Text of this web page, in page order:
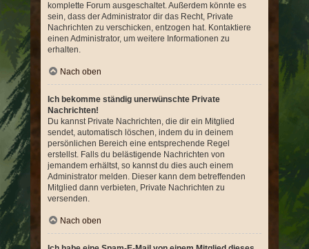
komplette Forum ausgeschaltet. Außerdem könnte es
sein, dass der Administrator dir das Recht, Private
Nachrichten zu verschicken, entzogen hat. Kontaktiere
einen Administrator, um weitere Informationen zu
erhalten.
Nach oben
Ich bekomme ständig unerwünschte Private
Nachrichten!
Du kannst Private Nachrichten, die dir ein Mitglied
sendet, automatisch löschen, indem du in deinem
persönlichen Bereich eine entsprechende Regel
erstellst. Falls du belästigende Nachrichten von
jemandem erhältst, so kannst du dies auch einem
Administrator melden. Dieser kann dem betreffenden
Mitglied dann verbieten, Private Nachrichten zu
versenden.
Nach oben